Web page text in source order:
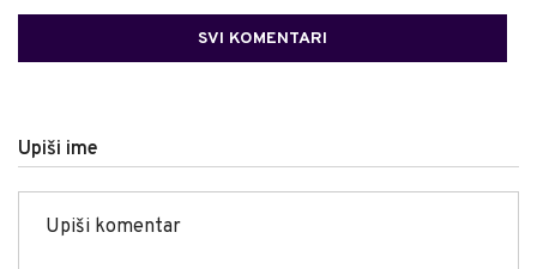
SVI KOMENTARI
Upiši ime